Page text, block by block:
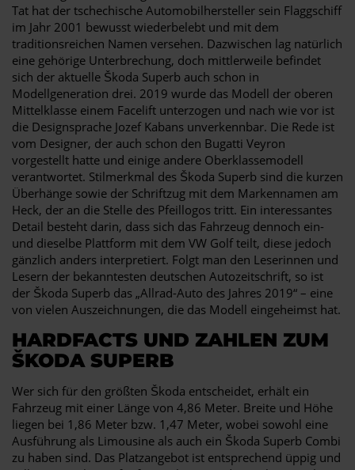
Tat hat der tschechische Automobilhersteller sein Flaggschiff
im Jahr 2001 bewusst wiederbelebt und mit dem
traditionsreichen Namen versehen. Dazwischen lag natürlich
eine gehörige Unterbrechung, doch mittlerweile befindet
sich der aktuelle Škoda Superb auch schon in
Modellgeneration drei. 2019 wurde das Modell der oberen
Mittelklasse einem Facelift unterzogen und nach wie vor ist
die Designsprache Jozef Kabans unverkennbar. Die Rede ist
vom Designer, der auch schon den Bugatti Veyron
vorgestellt hatte und einige andere Oberklassemodell
verantwortet. Stilmerkmal des Škoda Superb sind die kurzen
Überhänge sowie der Schriftzug mit dem Markennamen am
Heck, der an die Stelle des Pfeillogos tritt. Ein interessantes
Detail besteht darin, dass sich das Fahrzeug dennoch ein-
und dieselbe Plattform mit dem VW Golf teilt, diese jedoch
gänzlich anders interpretiert. Folgt man den Leserinnen und
Lesern der bekanntesten deutschen Autozeitschrift, so ist
der Škoda Superb das „Allrad-Auto des Jahres 2019“ – eine
von vielen Auszeichnungen, die das Modell eingeheimst hat.
HARDFACTS UND ZAHLEN ZUM
ŠKODA SUPERB
Wer sich für den größten Škoda entscheidet, erhält ein
Fahrzeug mit einer Länge von 4,86 Meter. Breite und Höhe
liegen bei 1,86 Meter bzw. 1,47 Meter, wobei sowohl eine
Ausführung als Limousine als auch ein Škoda Superb Combi
zu haben sind. Das Platzangebot ist entsprechend üppig und